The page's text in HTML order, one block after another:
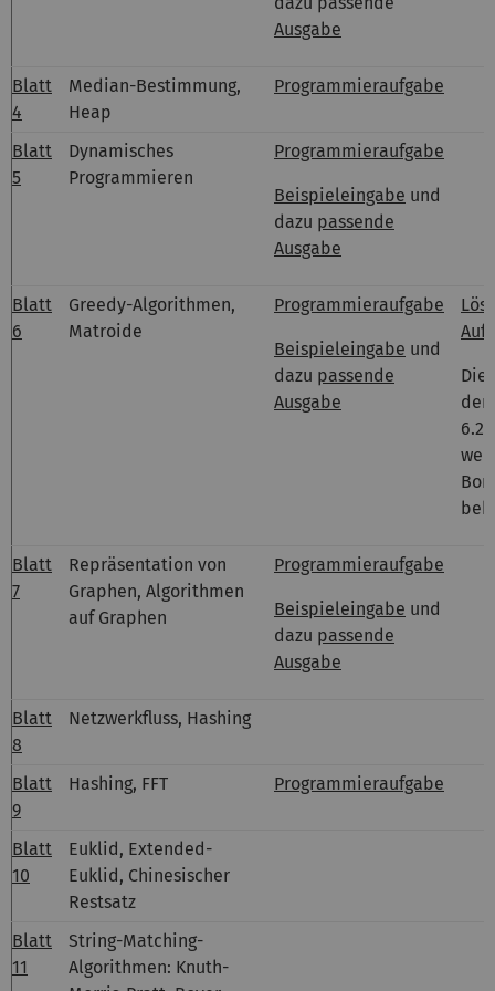
Ausgabe
Blatt
4
Median-Bestimmung,
Heap
Programmieraufgabe
Blatt
5
Dynamisches
Programmieren
Programmieraufgabe
Beispieleingabe und
dazu passende
Ausgabe
Blatt
6
Greedy-Algorithmen,
Matroide
Programmieraufgabe
Beispieleingabe und
dazu passende
Ausgabe
Die
der
6.2
Blatt
7
Repräsentation von
Graphen, Algorithmen
auf Graphen
Programmieraufgabe
Beispieleingabe und
dazu passende
Ausgabe
Blatt
8
Netzwerkfluss, Hashing
Blatt
9
Hashing, FFT Programmieraufgabe
Blatt
10
Euklid, Extended-
Euklid, Chinesischer
Restsatz
Blatt
11
String-Matching-
Algorithmen: Knuth-